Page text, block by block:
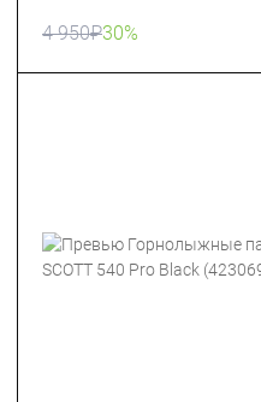
4 950₽30%